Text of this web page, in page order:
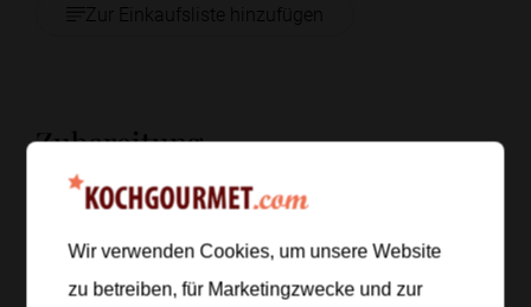
Zur Einkaufsliste hinzufügen
Zubereitung
Schritt 1/5
in heißem Wasser erwärmen. Etwas Kochwasser
aufheben, weil es die Sauce später schön cremig
Wir verwenden Cookies, um unsere Website
zu betreiben, für Marketingzwecke und zur